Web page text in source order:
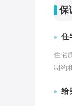
保
住
住宅
制约
给